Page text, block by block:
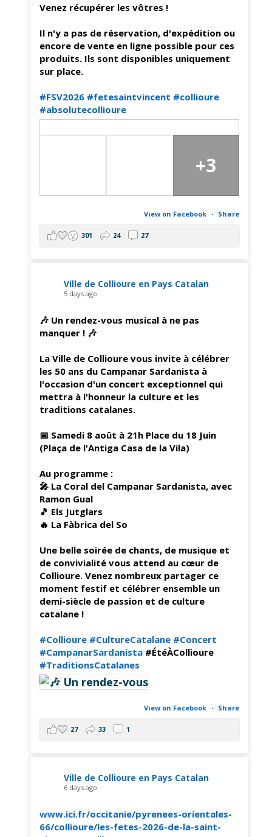
Venez récupérer les vôtres !
Il n'y a pas de réservation, d'expédition ou
encore de vente en ligne possible pour ces
produits. Ils sont disponibles uniquement
sur place.
#FSV2026 #fetesaintvincent #collioure
#absolutecollioure
+3
View on Facebook · Share
301 24 27
Ville de Collioure en Pays Catalan
5 days ago
🎶 Un rendez-vous musical à ne pas
manquer ! 🎶
La Ville de Collioure vous invite à célébrer
les 50 ans du Campanar Sardanista à
l'occasion d'un concert exceptionnel qui
mettra à l'honneur la culture et les
traditions catalanes.
📅 Samedi 8 août à 21h Place du 18 Juin
(Plaça de l'Antiga Casa de la Vila)
Au programme :
🎤 La Coral del Campanar Sardanista, avec
Ramon Gual
🎵 Els Jutglars
🔥 La Fàbrica del So
Une belle soirée de chants, de musique et
de convivialité vous attend au cœur de
Collioure. Venez nombreux partager ce
moment festif et célébrer ensemble un
demi-siècle de passion et de culture
catalane !
#Collioure #CultureCatalane #Concert
#CampanarSardanista #ÉtéÀCollioure
#TraditionsCatalanes
View on Facebook · Share
27 33 1
Ville de Collioure en Pays Catalan
6 days ago
www.ici.fr/occitanie/pyrenees-orientales-
66/collioure/les-fetes-2026-de-la-saint-